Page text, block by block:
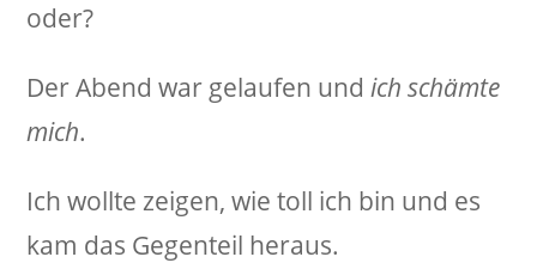
oder?
Der Abend war gelaufen undich schämte
mich.
Ich wollte zeigen, wie toll ich bin und es
kam das Gegenteil heraus.